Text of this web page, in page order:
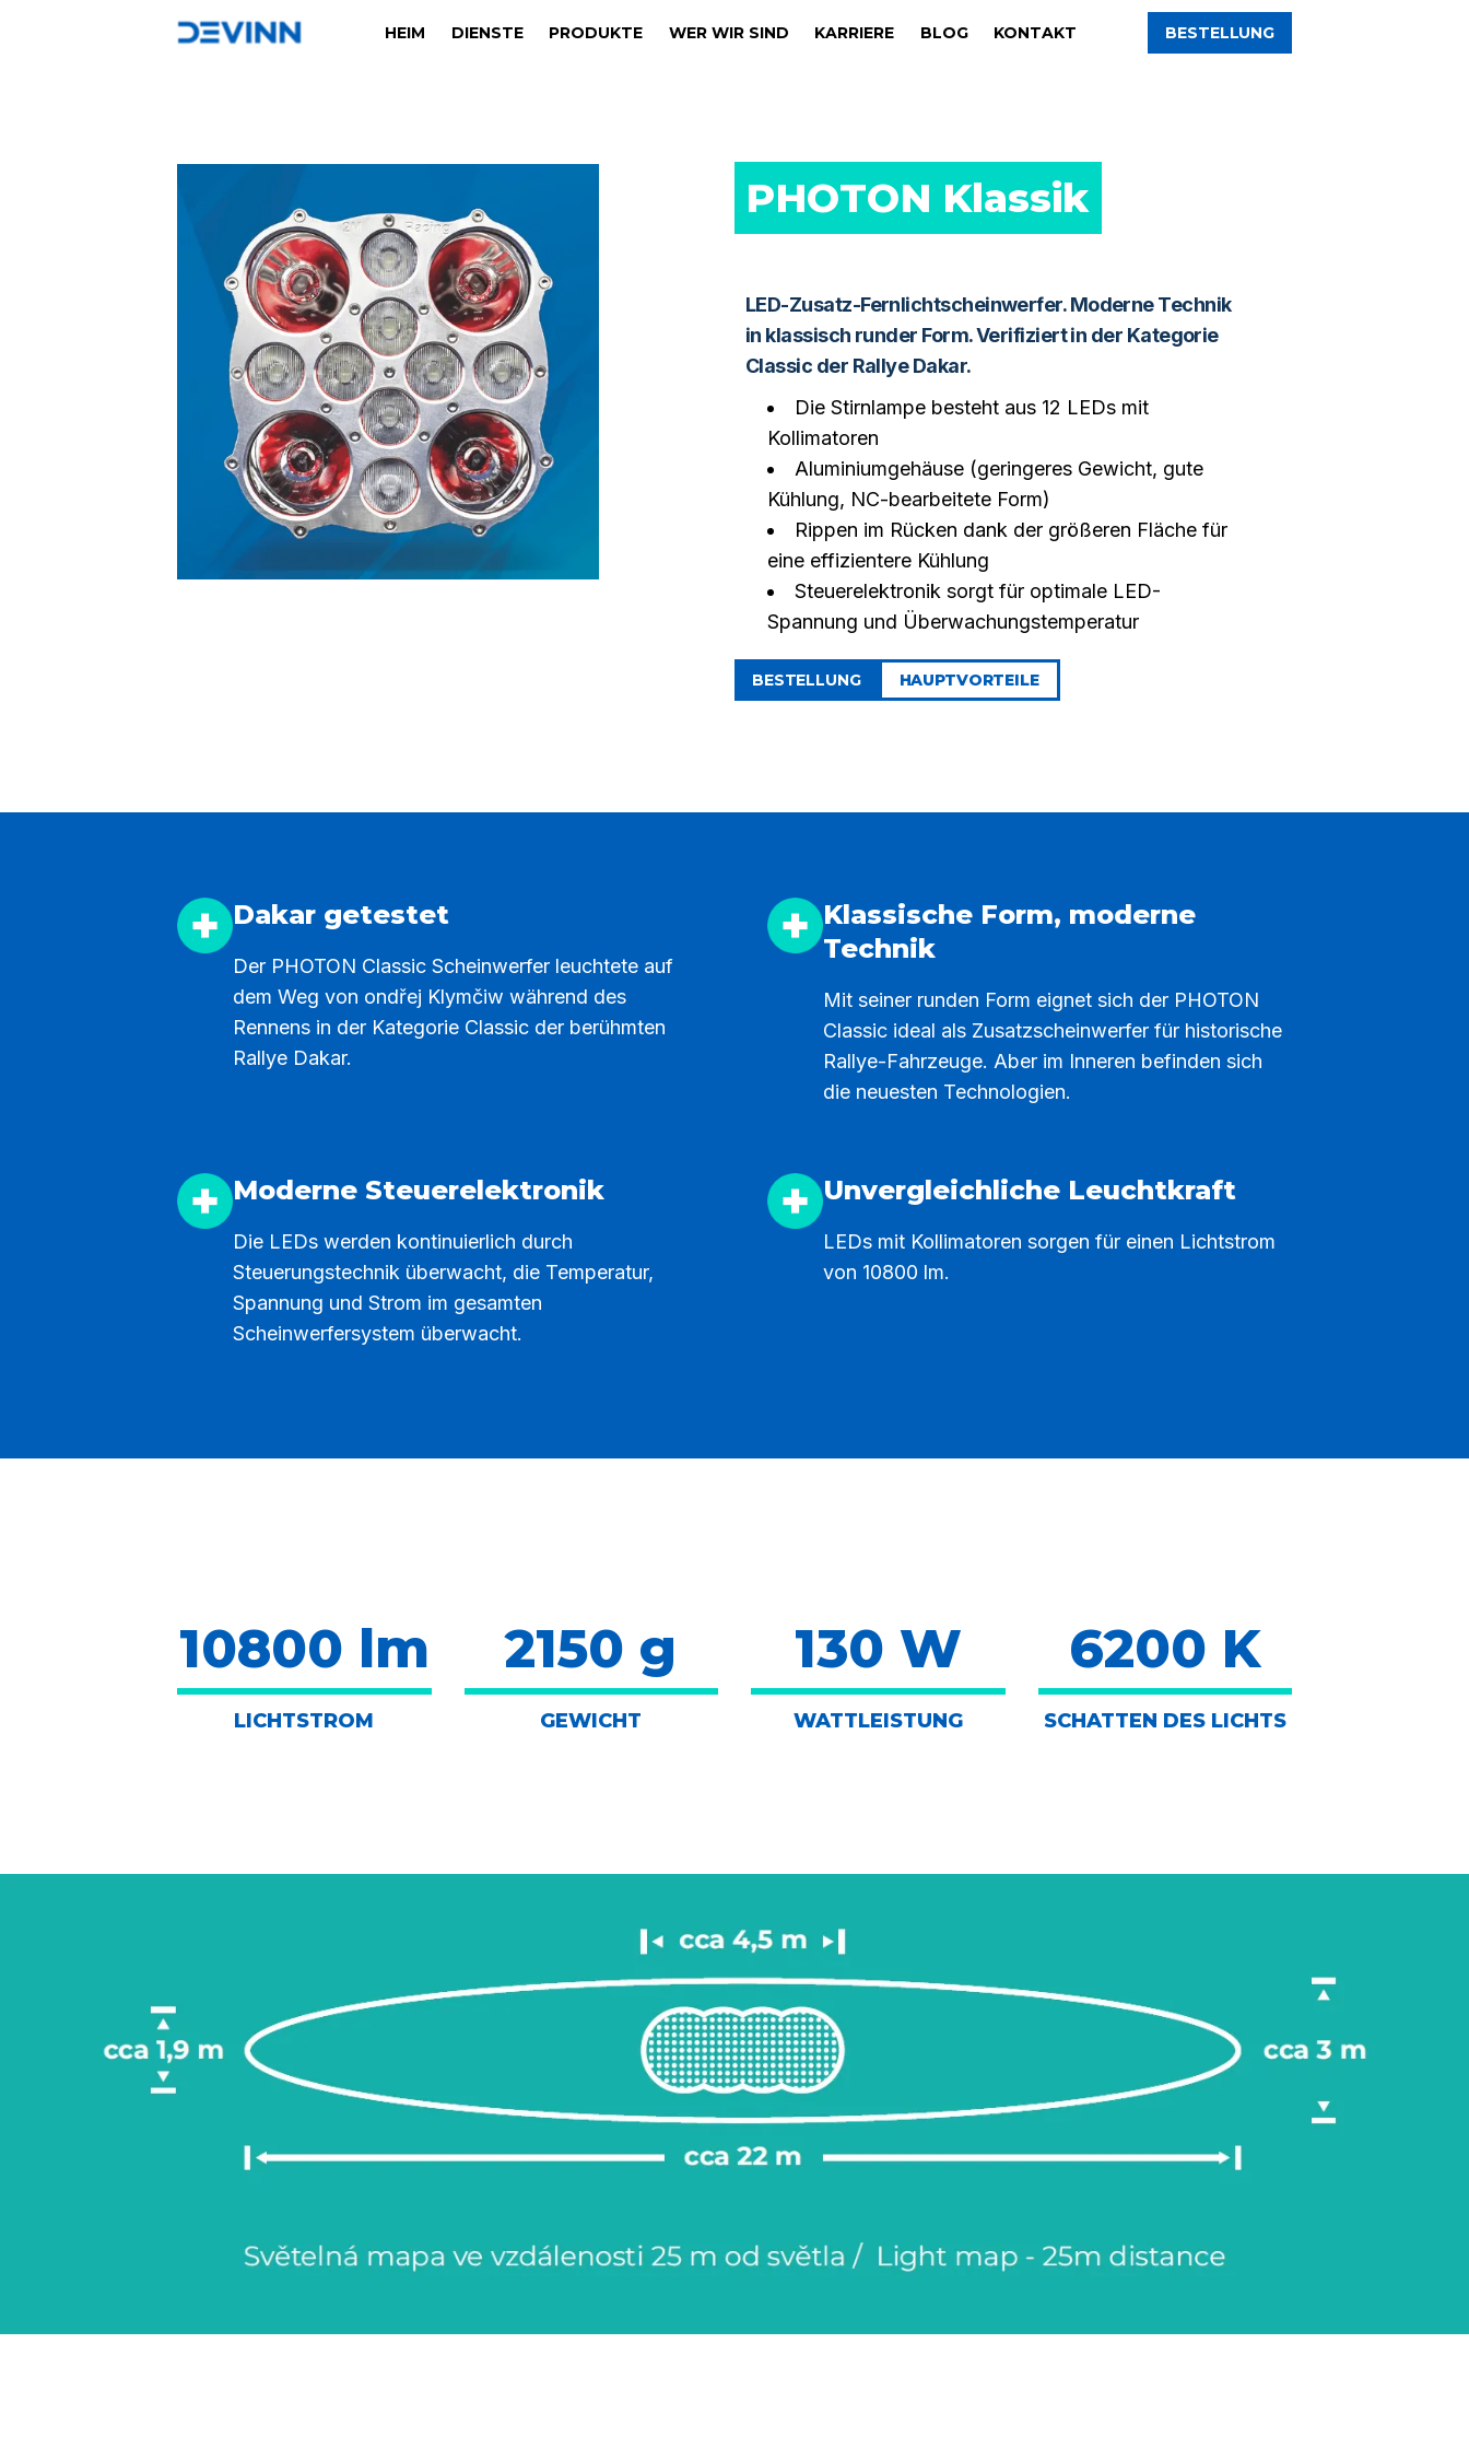
HEIM DIENSTE PRODUKTE WER WIR SIND KARRIERE BLOG KONTAKT BESTELLUNG
PHOTON Klassik
LED-Zusatz-Fernlichtscheinwerfer. Moderne Technik
in klassisch runder Form. Verifiziert in der Kategorie
Classic der Rallye Dakar.
Die Stirnlampe besteht aus 12 LEDs mit
Kollimatoren
Aluminiumgehäuse (geringeres Gewicht, gute
Kühlung, NC-bearbeitete Form)
Rippen im Rücken dank der größeren Fläche für
eine effizientere Kühlung
Steuerelektronik sorgt für optimale LED-
Spannung und Überwachungstemperatur
BESTELLUNG HAUPTVORTEILE
Dakar getestet
Der PHOTON Classic Scheinwerfer leuchtete auf
dem Weg von ondřej Klymčiw während des
Rennens in der Kategorie Classic der berühmten
Rallye Dakar.
Klassische Form, moderne
Technik
Mit seiner runden Form eignet sich der PHOTON
Classic ideal als Zusatzscheinwerfer für historische
Rallye-Fahrzeuge. Aber im Inneren befinden sich
die neuesten Technologien.
Moderne Steuerelektronik
Die LEDs werden kontinuierlich durch
Steuerungstechnik überwacht, die Temperatur,
Spannung und Strom im gesamten
Scheinwerfersystem überwacht.
Unvergleichliche Leuchtkraft
LEDs mit Kollimatoren sorgen für einen Lichtstrom
von 10800 lm.
10800 lm 2150 g 130 W 6200 K
LICHTSTROM GEWICHT WATTLEISTUNG SCHATTEN DES LICHTS